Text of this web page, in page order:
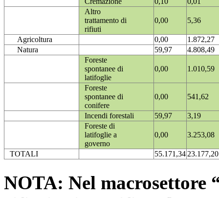
Altro
trattamento di
rifiuti
0,00 5,36
Agricoltura 0,00
1.872,27
Natura
59,97
4.808,49
Foreste
spontanee di
latifoglie
0,00 1.010,59
Foreste
spontanee di
conifere
0,00 541,62
Incendi forestali 59,97
3,19
Foreste di
latifoglie a
governo
0,00 3.253,08
TOTALI 55.171,3423.177,20
NOTA: Nel macrosettore